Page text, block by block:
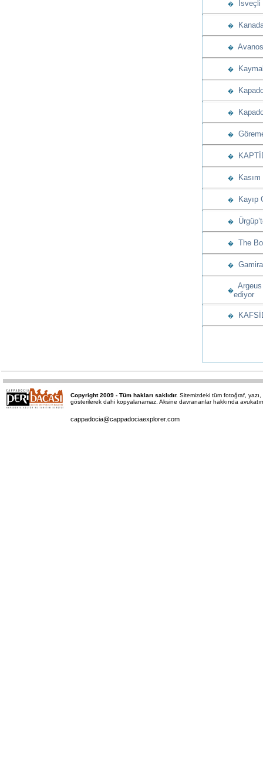
� İsveçli
�
�
�
�
�
�
�
� Kasım
� Kayıp
�
� The
�
�ediyor
�
Copyright 2009 - Tüm hakları saklıdır. Sitemizdeki tüm fotoğraf,
gösterilerek dahi kopyalanamaz. Aksine davrananlar hakkında
cappadocia@cappadociaexplorer.com